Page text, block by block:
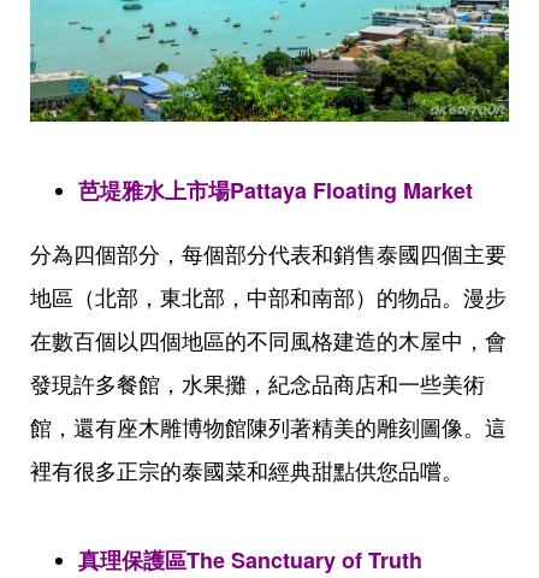
芭堤雅水上市場Pattaya Floating Market
分為四個部分，每個部分代表和銷售泰國四個主要
地區（北部，東北部，中部和南部）的物品。漫步
在數百個以四個地區的不同風格建造的木屋中，會
發現許多餐館，水果攤，紀念品商店和一些美術
館，還有座木雕博物館陳列著精美的雕刻圖像。這
裡有很多正宗的泰國菜和經典甜點供您品嚐。
真理保護區The Sanctuary of Truth